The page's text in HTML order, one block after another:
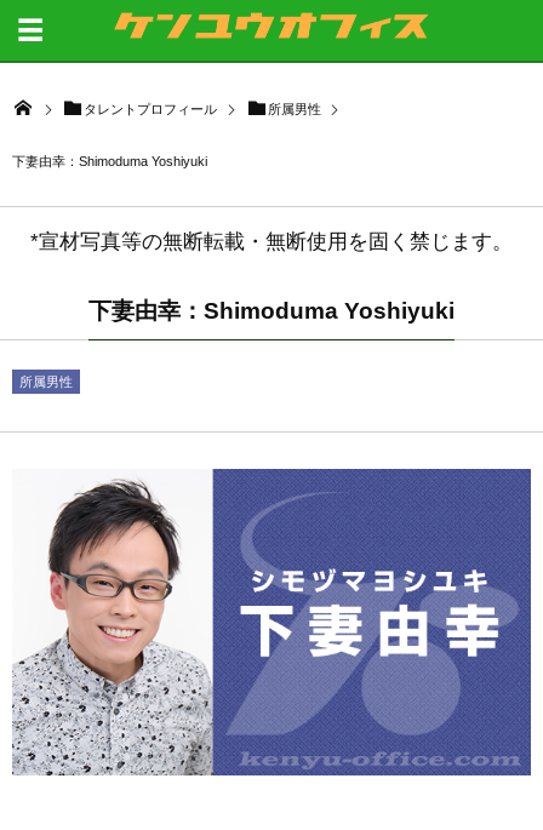
タレントプロフィール 所属男性
下妻由幸：Shimoduma Yoshiyuki
*宣材写真等の無断転載・無断使用を固く禁じます。
下妻由幸：Shimoduma Yoshiyuki
所属男性